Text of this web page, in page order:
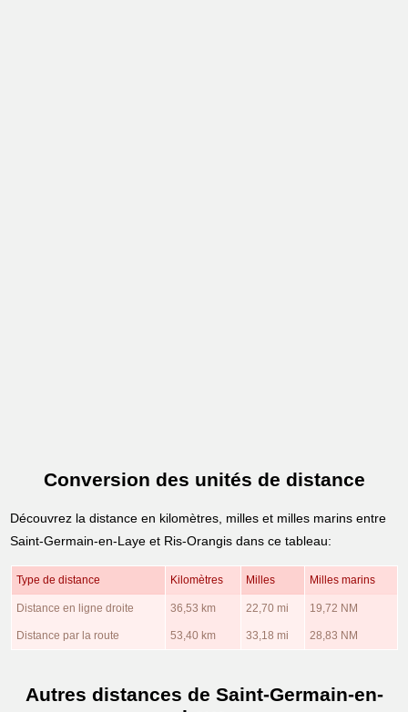
Conversion des unités de distance
Découvrez la distance en kilomètres, milles et milles marins entre
Saint-Germain-en-Laye et Ris-Orangis dans ce tableau:
Type de distance Kilomètres Milles Milles marins
Distance en ligne droite 36,53 km 22,70 mi 19,72 NM
Distance par la route 53,40 km 33,18 mi 28,83 NM
Autres distances de Saint-Germain-en-